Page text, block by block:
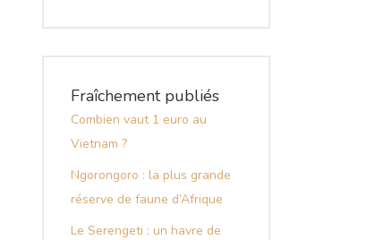
Fraîchement publiés
Combien vaut 1 euro au
Vietnam ?
Ngorongoro : la plus grande
réserve de faune d’Afrique
Le Serengeti : un havre de